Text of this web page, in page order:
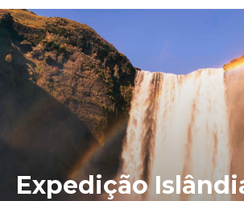
Expedição